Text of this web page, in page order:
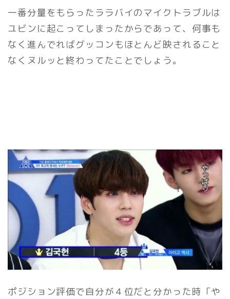
一番分量をもらったララバイのマイクトラブルは
ユビンに起こってしまったからであって、何事も
なく進んでればグッコンもほとんど映されること
なくヌルッと終わってたことでしょう。
ポジション評価で自分が４位だと分かった時「や